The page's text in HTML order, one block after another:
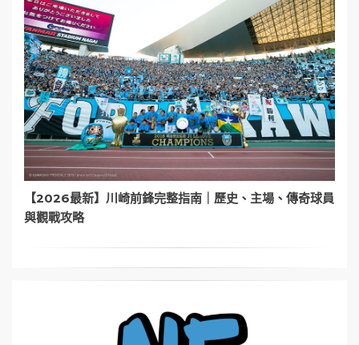
【2026最新】川崎前鋒完整指南｜歷史、主場、傳奇球員
與觀戰攻略